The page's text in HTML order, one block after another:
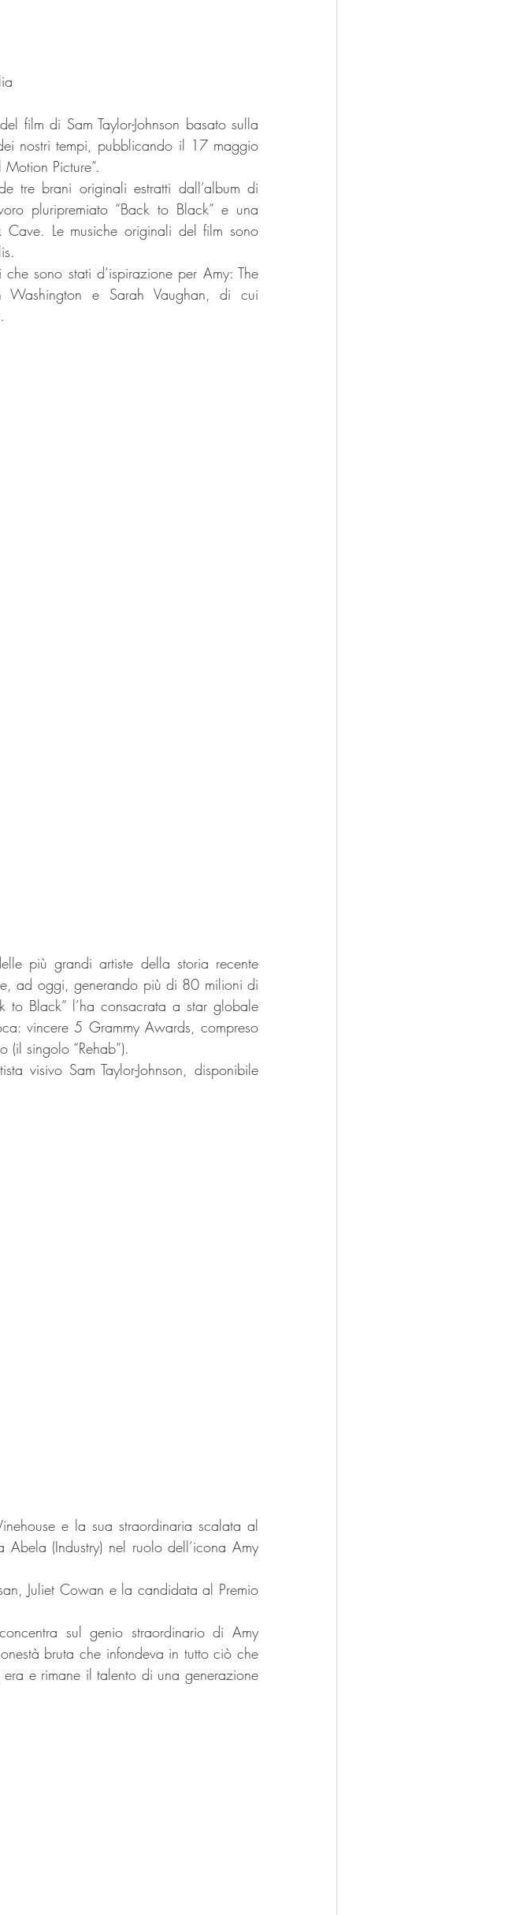
film di Sam Taylor-Johnson basato sulla
nostri tempi, pubblicando il 17 maggio
Picture”.
tre brani originali estratti dall’album di
pluripremiato “Back to Black” e una
Le musiche originali del film sono
sono stati d’ispirazione per Amy: The
Washington e Sarah Vaughan, di cui
più grandi artiste della storia recente
ad oggi, generando più di 80 milioni di
Black” l’ha consacrata a star globale
vincere 5 Grammy Awards, compreso
(il singolo “Rehab”).
visivo Sam Taylor-Johnson, disponibile
e la sua straordinaria scalata al
Abela (Industry) nel ruolo dell’icona Amy
Juliet Cowan e la candidata al Premio
sul genio straordinario di Amy
bruta che infondeva in tutto ciò che
e rimane il talento di una generazione